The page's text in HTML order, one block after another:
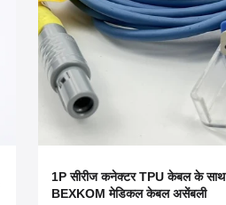
1P सीरीज कनेक्टर TPU केबल के साथ
BEXKOM मेडिकल केबल असेंबली